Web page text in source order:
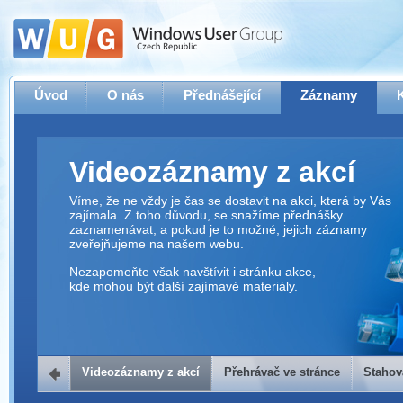
Úvod O nás Přednášející Záznamy
Videozáznamy z akcí
Víme, že ne vždy je čas se dostavit na akci, která by Vás
zajímala. Z toho důvodu, se snažíme přednášky
zaznamenávat, a pokud je to možné, jejich záznamy
zveřejňujeme na našem webu.
Nezapomeňte však navštívit i stránku akce,
kde mohou být další zajímavé materiály.
Přehrávač ve stránce
Videozáznamy z akcí Přehrávač ve stránce